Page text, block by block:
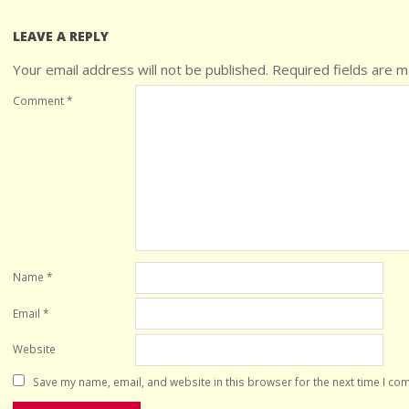
LEAVE A REPLY
Your email address will not be published. Required fields are
Comment*
Name *
Email *
Website
Save my name, email, and website in this browser for the next time I